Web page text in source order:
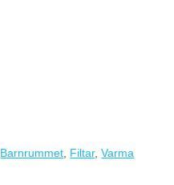
Barnrummet Filtar,Varma